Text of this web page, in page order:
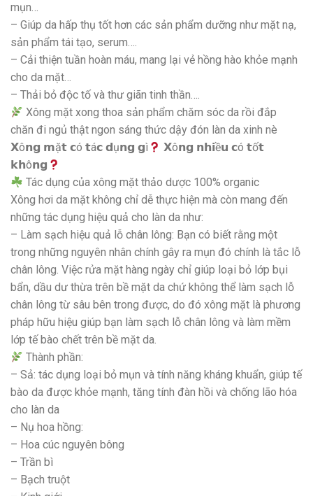
mụn…
– Giúp da hấp thụ tốt hơn các sản phẩm dưỡng như mặt nạ,
sản phẩm tái tạo, serum….
– Cải thiện tuần hoàn máu, mang lại vẻ hồng hào khỏe mạnh
cho da mặt…
– Thải bỏ độc tố và thư giãn tinh thần….
Xông mặt xong thoa sản phẩm chăm sóc da rồi đắp
chăn đi ngủ thật ngon sáng thức dậy đón làn da xinh nè
𝗫ô𝗻𝗴 𝗺ặ𝘁 𝗰ó 𝘁á𝗰 𝗱ụ𝗻𝗴 𝗴ì
𝗫ô𝗻𝗴 𝗻𝗵𝗶ề𝘂 𝗰ó 𝘁ố𝘁
𝗸𝗵ô𝗻𝗴
Tác dụng của xông mặt thảo dược 100% organic
Xông hơi da mặt không chỉ dễ thực hiện mà còn mang đến
những tác dụng hiệu quả cho làn da như:
– Làm sạch hiệu quả lỗ chân lông: Bạn có biết rằng một
trong những nguyên nhân chính gây ra mụn đó chính là tắc lỗ
chân lông. Việc rửa mặt hàng ngày chỉ giúp loại bỏ lớp bụi
bẩn, dầu dư thừa trên bề mặt da chứ không thể làm sạch lỗ
chân lông từ sâu bên trong được, do đó xông mặt là phương
pháp hữu hiệu giúp bạn làm sạch lỗ chân lông và làm mềm
lớp tế bào chết trên bề mặt da.
Thành phần:
– Sả: tác dụng loại bỏ mụn và tính năng kháng khuẩn, giúp tế
bào da được khỏe mạnh, tăng tính đàn hồi và chống lão hóa
cho làn da
– Nụ hoa hồng:
– Hoa cúc nguyên bông
– Trần bì
– Bạch truột